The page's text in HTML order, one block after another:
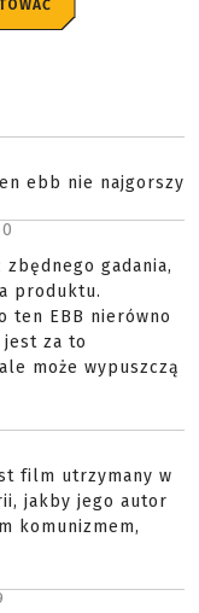
ebb nie najgorszy
zbędnego gadania,
produktu.
ten EBB nierówno
jest za to
może wypuszczą
film utrzymany w
jakby jego autor
komunizmem,